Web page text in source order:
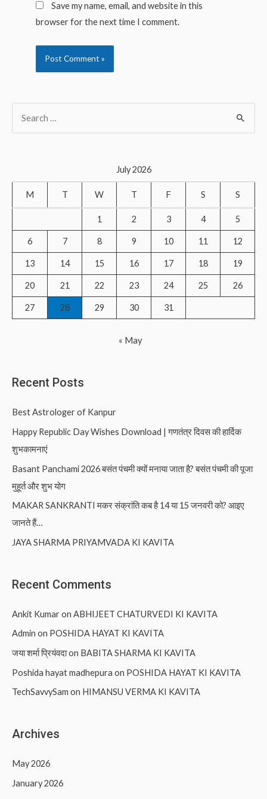
Save my name, email, and website in this
browser for the next time I comment.
c
o
July 2026
M T W T F S S
1 2 3 4 5
6 7 8 9 10 11 12
13 14 15 16 17 18 19
20 21 22 23 24 25 26
27 28 29 30 31
« May
Recent Posts
Best Astrologer of Kanpur
Happy Republic Day Wishes Download | गणतंत्र दिवस की हार्दिक
शुभकामनाएं
Basant Panchami 2026 बसंत पंचमी क्यों मनाया जाता है? बसंत पंचमी की पूजा
मुहूर्त और शुभ योग
MAKAR SANKRANTI मकर संक्रांति कब है 14 या 15 जनवरी को? आइए
जानते हैं…
JAYA SHARMA PRIYAMVADA KI KAVITA
Recent Comments
Ankit Kumaron ABHIJEET CHATURVEDI KI KAVITA
Admin on POSHIDA HAYAT KI KAVITA
जया शर्मा प्रियंवदाon BABITA SHARMA KI KAVITA
Poshida hayat madhepura on POSHIDA HAYAT KI KAVITA
TechSavvySam on HIMANSU VERMA KI KAVITA
Archives
May 2026
January 2026